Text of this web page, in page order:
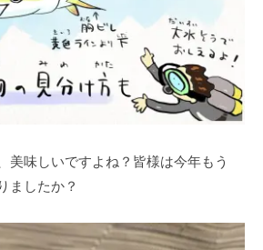
美味しいですよね？皆様は今年もう
ましたか？